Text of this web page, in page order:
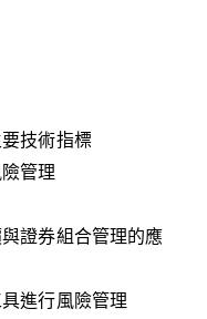
技術指標
管理
證券組合管理的應
進行風險管理